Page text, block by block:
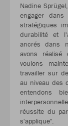
Nadine
engager
stratégiques
durabilité et
ancrés dans
avons
voulons
travailler sur
au niveau des
entendons
réussite du
s'applique".